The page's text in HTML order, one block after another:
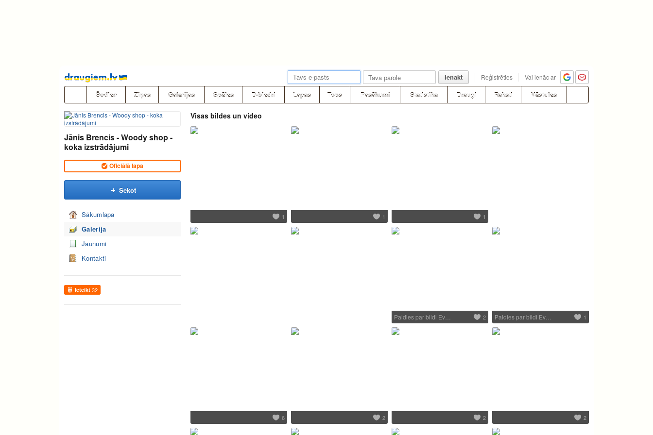
Pāriet
uz
saturu
Ienākt Reģistrēties Vai ienāc ar
Šodien Ziņas Galerijas Spēles D-biedri Lapas Tops Pasākumi Statistika Draugi Raksti Vēstules
Jānis Brencis - Woody shop -
koka izstrādājumi
Oficiālā lapa
Sekot
Sākumlapa
Galerija
Jaunumi
Kontakti
Ieteikt 32
Visas bildes un video
1 1 1
Paldies par bildi Ev… 2 Paldies par bildi Ev… 1
6 2 2 2